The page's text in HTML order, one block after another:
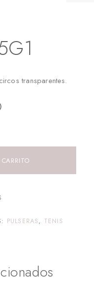
transparentes.
PULSERAS, TENIS